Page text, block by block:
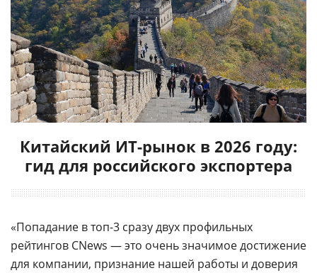
Китайский ИТ-рынок в 2026 году:
гид для российского экспортера
«Попадание в топ-3 сразу двух профильных
рейтингов CNews — это очень значимое достижение
для компании, признание нашей работы и доверия